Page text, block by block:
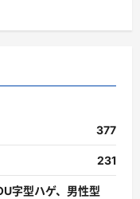
377
231
字型ハゲ、男性型